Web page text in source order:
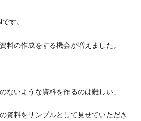
す。
料の作成をする機会が増えました。
ないような資料を作るのは難しい」
資料をサンプルとして見せていただき